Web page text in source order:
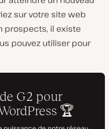
sur votre site web
prospects, il existe
pouvez utiliser pour